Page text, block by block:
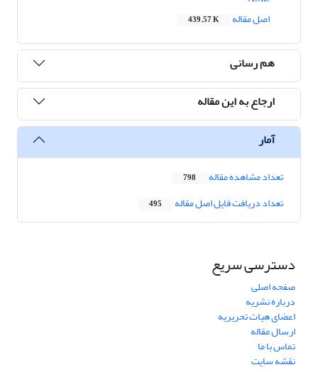
اصل مقاله
439.57 K
هم رسانی
ارجاع به این مقاله
آمار
تعداد مشاهده مقاله 798
تعداد دریافت فایل اصل مقاله 495
دسترسی سریع
صفحه اصلی
درباره نشریه
اعضای هیات تحریریه
ارسال مقاله
تماس با ما
نقشه سایت